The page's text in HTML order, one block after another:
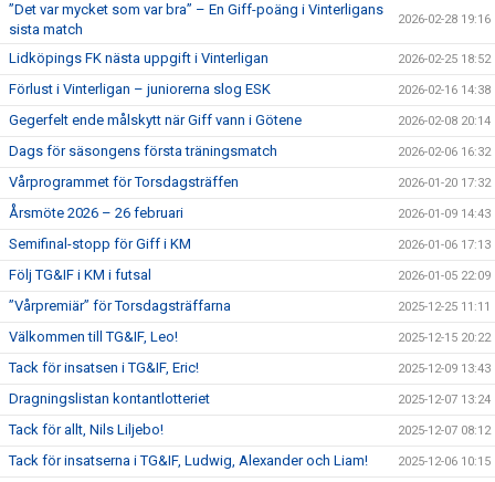
”Det var mycket som var bra” – En Giff-poäng i Vinterligans
sista match
2026-02-28 19:16
Lidköpings FK nästa uppgift i Vinterligan 2026-02-25 18:52
Förlust i Vinterligan – juniorerna slog ESK 2026-02-16 14:38
Gegerfelt ende målskytt när Giff vann i Götene 2026-02-08 20:14
Dags för säsongens första träningsmatch 2026-02-06 16:32
Vårprogrammet för Torsdagsträffen 2026-01-20 17:32
Årsmöte 2026 – 26 februari 2026-01-09 14:43
Semifinal-stopp för Giff i KM 2026-01-06 17:13
Följ TG&IF i KM i futsal 2026-01-05 22:09
”Vårpremiär” för Torsdagsträffarna 2025-12-25 11:11
Välkommen till TG&IF, Leo! 2025-12-15 20:22
Tack för insatsen i TG&IF, Eric! 2025-12-09 13:43
Dragningslistan kontantlotteriet 2025-12-07 13:24
Tack för allt, Nils Liljebo! 2025-12-07 08:12
Tack för insatserna i TG&IF, Ludwig, Alexander och Liam! 2025-12-06 10:15